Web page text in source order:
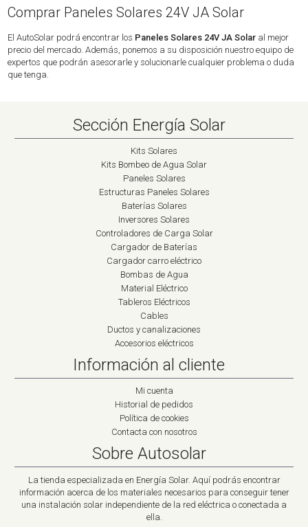
Comprar Paneles Solares 24V JA Solar
El AutoSolar podrá encontrar los Paneles Solares 24V JA Solar al mejor
precio del mercado. Además, ponemos a su disposición nuestro equipo de
expertos que podrán asesorarle y solucionarle cualquier problema o duda
que tenga.
Sección Energía Solar
Kits Solares
Kits Bombeo de Agua Solar
Paneles Solares
Estructuras Paneles Solares
Baterías Solares
Inversores Solares
Controladores de Carga Solar
Cargador de Baterías
Cargador carro eléctrico
Bombas de Agua
Material Eléctrico
Tableros Eléctricos
Cables
Ductos y canalizaciones
Accesorios eléctricos
Información al cliente
Mi cuenta
Historial de pedidos
Política de cookies
Contacta con nosotros
Sobre Autosolar
La tienda especializada en Energía Solar. Aquí podrás encontrar
información acerca de los materiales necesarios para conseguir tener
una instalación solar independiente de la red eléctrica o conectada a
ella.